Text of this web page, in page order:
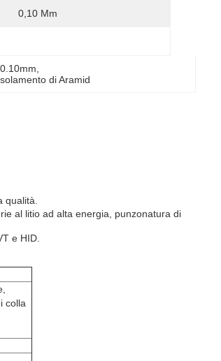
0,10 Mm
di Aramid
al litio ad alta energia, punzonatura di
e HID.
colla